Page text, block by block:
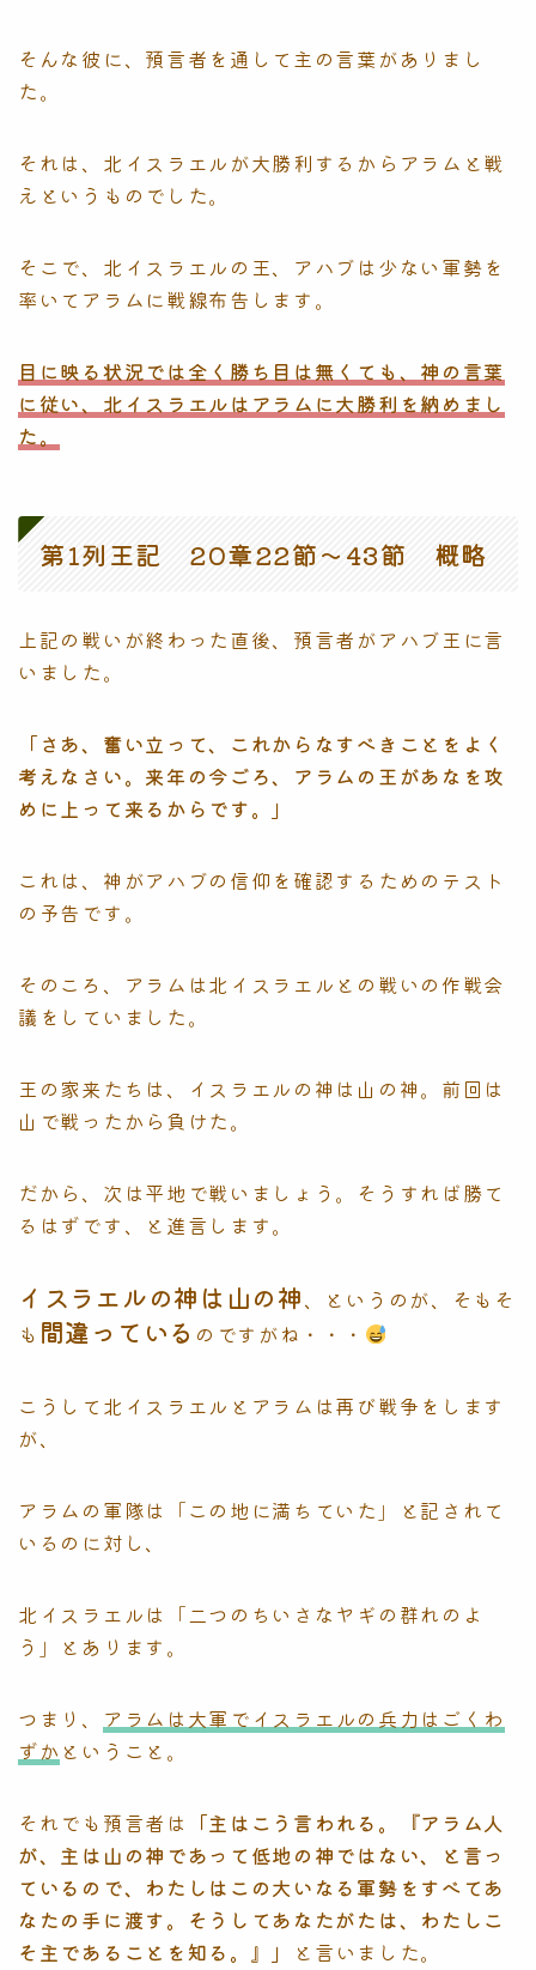
そんな彼に、預言者を通して主の言葉がありまし
た。
それは、北イスラエルが大勝利するからアラムと戦
えというものでした。
そこで、北イスラエルの王、アハブは少ない軍勢を
率いてアラムに戦線布告します。
目に映る状況では全く勝ち目は無くても、神の言葉
に従い、北イスラエルはアラムに大勝利を納めまし
た。
第1列王記 20章22節〜43節 概略
上記の戦いが終わった直後、預言者がアハブ王に言
いました。
「さあ、奮い立って、これからなすべきことをよく
考えなさい。来年の今ごろ、アラムの王があなを攻
めに上って来るからです。」
これは、神がアハブの信仰を確認するためのテスト
の予告です。
そのころ、アラムは北イスラエルとの戦いの作戦会
議をしていました。
王の家来たちは、イスラエルの神は山の神。前回は
山で戦ったから負けた。
だから、次は平地で戦いましょう。そうすれば勝て
るはずです、と進言します。
イスラエルの神は山の神、というのが、そもそ
も 間違っている のですがね・・・
こうして北イスラエルとアラムは再び戦争をします
が、
アラムの軍隊は「この地に満ちていた」と記されて
いるのに対し、
北イスラエルは「二つのちいさなヤギの群れのよ
う」とあります。
つまり、 アラムは大軍でイスラエルの兵力はごくわ
ずか ということ。
それでも預言者は
「主はこう言われる。『アラム人
が、主は山の神であって低地の神ではない、と言っ
ているので、わたしはこの大いなる軍勢をすべてあ
なたの手に渡す。そうしてあなたがたは、わたしこ
そ主であることを知る。』」
と言いました。